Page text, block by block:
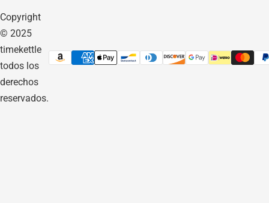
Copyright
© 2025
timekettle
todos los
derechos
reservados.